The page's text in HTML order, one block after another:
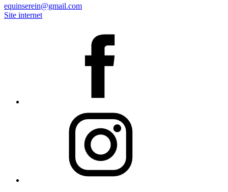
equinserein@gmail.com
Site internet